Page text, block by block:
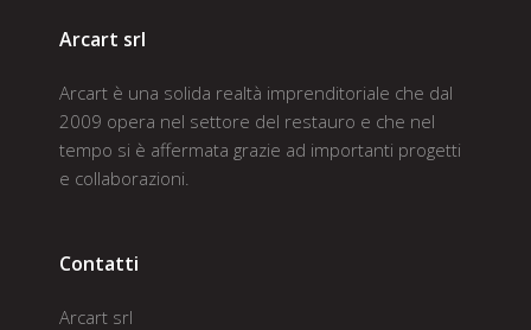
Arcart srl
Arcart è una solida realtà imprenditoriale che dal
2009 opera nel settore del restauro e che nel
tempo si è affermata grazie ad importanti progetti
e collaborazioni.
Contatti
Arcart srl